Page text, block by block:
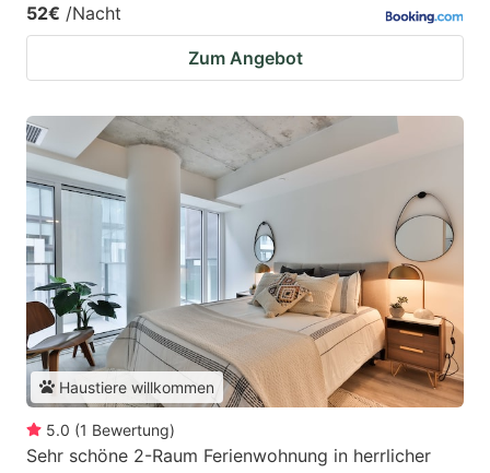
52€ /Nacht
Zum Angebot
Haustiere willkommen
5.0 (1 Bewertung)
Sehr schöne 2-Raum Ferienwohnung in herrlicher